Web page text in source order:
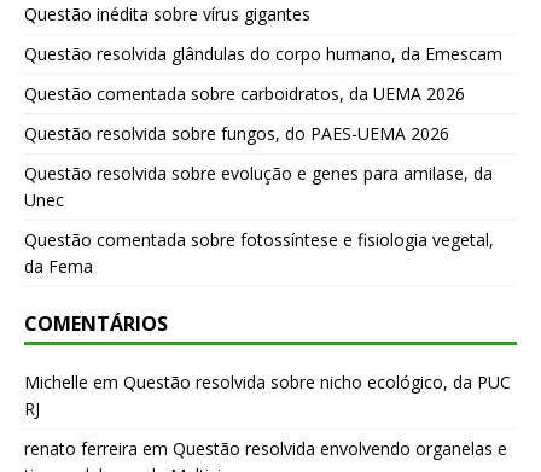
Questão inédita sobre vírus gigantes
Questão resolvida glândulas do corpo humano, da Emescam
Questão comentada sobre carboidratos, da UEMA 2026
Questão resolvida sobre fungos, do PAES-UEMA 2026
Questão resolvida sobre evolução e genes para amilase, da
Unec
Questão comentada sobre fotossíntese e fisiologia vegetal,
da Fema
COMENTÁRIOS
Michelle em Questão resolvida sobre nicho ecológico, da PUC
RJ
renato ferreira em Questão resolvida envolvendo organelas e